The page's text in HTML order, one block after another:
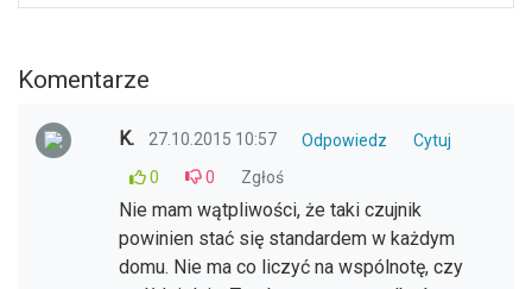
Komentarze
K. 27.10.2015 10:57 Odpowiedz
Cytuj
0
0 Zgłoś
Nie mam wątpliwości, że taki czujnik
powinien stać się standardem w każdym
domu. Nie ma co liczyć na wspólnotę, czy